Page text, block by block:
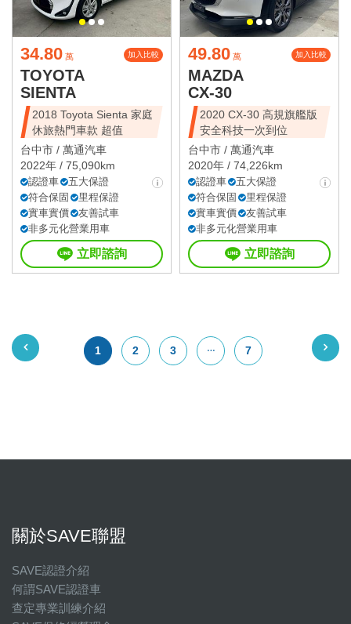
34.80 萬 加入比較
TOYOTA
SIENTA
2018 Toyota Sienta 家庭
休旅熱門車款 超值
台中市 / 萬通汽車
2022年 / 75,090km
認證車
五大保證
符合保固
里程保證
實車實價
友善試車
非多元化營業用車
立即諮詢
49.80 萬 加入比較
MAZDA
CX-30
2020 CX-30 高規旗艦版
安全科技一次到位
台中市 / 萬通汽車
2020年 / 74,226km
認證車
五大保證
符合保固
里程保證
實車實價
友善試車
非多元化營業用車
立即諮詢
1 2 3 7
關於SAVE聯盟
SAVE認證介紹
何謂SAVE認證車
查定專業訓練介紹